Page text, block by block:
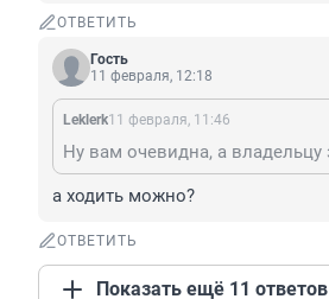
ОТВЕТИТЬ
Гость
11 февраля, 12:18
Leklerk11 февраля, 11:46
а ходить можно?
ОТВЕТИТЬ
Показать ещё 11 ответов